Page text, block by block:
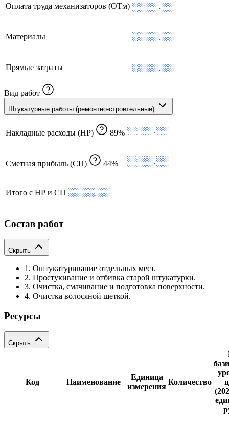
Оплата труда механизаторов (ОТм) ░░░░.░░
Материалы ░░░░.░░
Прямые затраты ░░░░.░░
Вид работ
Штукатурные работы (ремонтно-строительные)
Накладные расходы (НР) 89% ░░░░.░░
Сметная прибыль (СП) 44% ░░░░.░░
Итого с НР и СП ░░░░.░░
Состав работ
Скрыть
1. Оштукатуривание отдельных мест.
2. Простукивание и отбивка старой штукатурки.
3. Очистка, смачивание и подготовка поверхности.
4. Очистка волосяной щеткой.
Ресурсы
Скрыть
Код Наименование
Единица
измерения
Количество